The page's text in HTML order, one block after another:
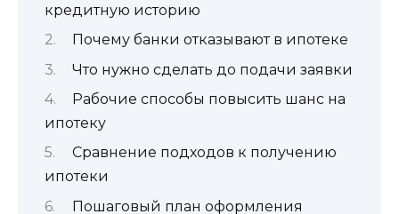
кредитную историю
Почему банки отказывают в ипотеке
Что нужно сделать до подачи заявки
Рабочие способы повысить шанс на
ипотеку
Сравнение подходов к получению
ипотеки
Пошаговый план оформления